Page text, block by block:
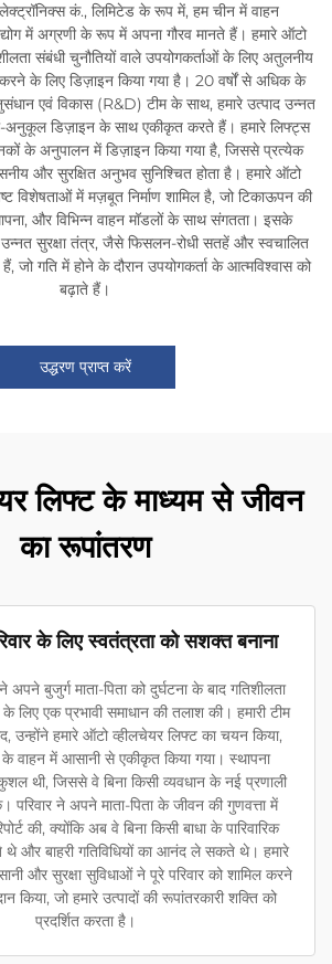
कं., लिमिटेड के रूप में, हम चीन में वाहन
में अग्रणी के रूप में अपना गौरव मानते हैं। हमारे ऑटो
संबंधी चुनौतियों वाले उपयोगकर्ताओं के लिए अतुलनीय
करने के लिए डिज़ाइन किया गया है। 20 वर्षों से अधिक के
एवं विकास (R&D) टीम के साथ, हमारे उत्पाद उन्नत
अनुकूल डिज़ाइन के साथ एकीकृत करते हैं। हमारे लिफ्ट्स
के अनुपालन में डिज़ाइन किया गया है, जिससे प्रत्येक
और सुरक्षित अनुभव सुनिश्चित होता है। हमारे ऑटो
विशेषताओं में मज़बूत निर्माण शामिल है, जो टिकाऊपन की
और विभिन्न वाहन मॉडलों के साथ संगतता। इसके
उन्नत सुरक्षा तंत्र, जैसे फिसलन-रोधी सतहें और स्वचालित
जो गति में होने के दौरान उपयोगकर्ता के आत्मविश्वास को
बढ़ाते हैं।
उद्धरण प्राप्त करें
लिफ्ट के माध्यम से जीवन
का रूपांतरण
के लिए स्वतंत्रता को सशक्त बनाना
अपने बुजुर्ग माता-पिता को दुर्घटना के बाद गतिशीलता
लिए एक प्रभावी समाधान की तलाश की। हमारी टीम
उन्होंने हमारे ऑटो व्हीलचेयर लिफ्ट का चयन किया,
वाहन में आसानी से एकीकृत किया गया। स्थापना
थी, जिससे वे बिना किसी व्यवधान के नई प्रणाली
ने अपने माता-पिता के जीवन की गुणवत्ता में
की, क्योंकि अब वे बिना किसी बाधा के पारिवारिक
और बाहरी गतिविधियों का आनंद ले सकते थे। हमारे
और सुरक्षा सुविधाओं ने पूरे परिवार को शामिल करने
किया, जो हमारे उत्पादों की रूपांतरकारी शक्ति को
प्रदर्शित करता है।